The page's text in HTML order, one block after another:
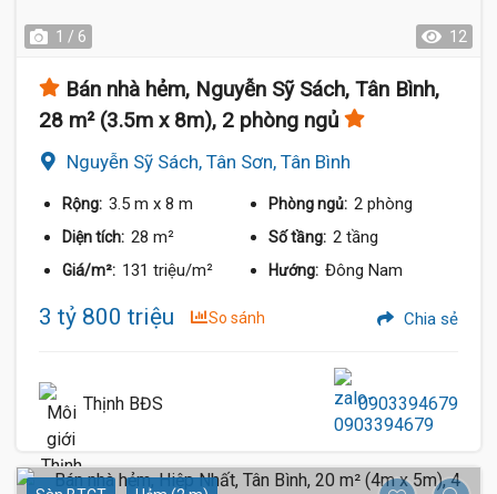
1 / 6 12
Bán nhà hẻm, Nguyễn Sỹ Sách, Tân Bình,
28 m² (3.5m x 8m), 2 phòng ngủ
Nguyễn Sỹ Sách, Tân Sơn, Tân Bình
Rộng: 3.5 m x 8 m Phòng ngủ: 2 phòng
Diện tích: 28 m² Số tầng: 2 tầng
Giá/m²: 131 triệu/m² Hướng: Đông Nam
3 tỷ 800 triệu So sánh Chia sẻ
Thịnh BĐS 0903394679